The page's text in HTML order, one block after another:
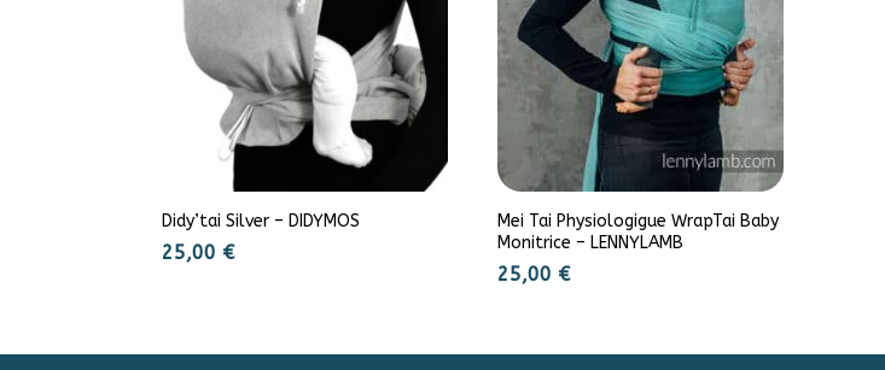
Didy’tai Silver – DIDYMOS
25,00 €
Mei Tai Physiologigue WrapTai Baby
Monitrice – LENNYLAMB
25,00 €